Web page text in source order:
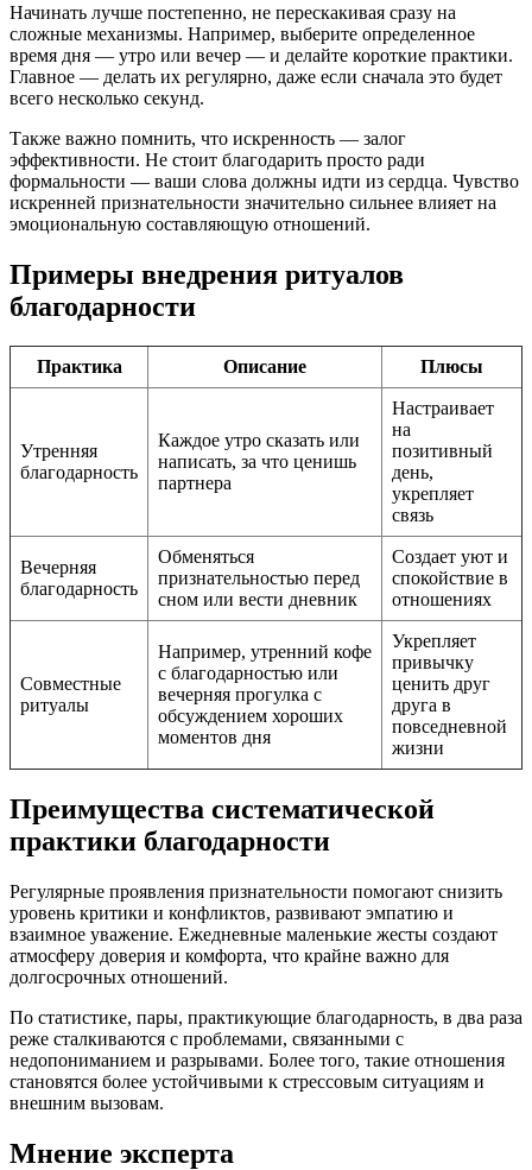
Начинать лучше постепенно, не перескакивая сразу на
сложные механизмы. Например, выберите определенное
время дня — утро или вечер — и делайте короткие практики.
Главное — делать их регулярно, даже если сначала это будет
всего несколько секунд.
Также важно помнить, что искренность — залог
эффективности. Не стоит благодарить просто ради
формальности — ваши слова должны идти из сердца. Чувство
искренней признательности значительно сильнее влияет на
эмоциональную составляющую отношений.
Примеры внедрения ритуалов
благодарности
Практика Описание Плюсы
Утренняя
благодарность
Каждое утро сказать или
написать, за что ценишь
партнера
Настраивает
на
позитивный
день,
укрепляет
связь
Вечерняя
благодарность
Обменяться
признательностью перед
сном или вести дневник
Создает уют и
спокойствие в
отношениях
Совместные
ритуалы
Например, утренний кофе
с благодарностью или
вечерняя прогулка с
обсуждением хороших
моментов дня
Укрепляет
привычку
ценить друг
друга в
повседневной
жизни
Преимущества систематической
практики благодарности
Регулярные проявления признательности помогают снизить
уровень критики и конфликтов, развивают эмпатию и
взаимное уважение. Ежедневные маленькие жесты создают
атмосферу доверия и комфорта, что крайне важно для
долгосрочных отношений.
По статистике, пары, практикующие благодарность, в два раза
реже сталкиваются с проблемами, связанными с
недопониманием и разрывами. Более того, такие отношения
становятся более устойчивыми к стрессовым ситуациям и
внешним вызовам.
Мнение эксперта